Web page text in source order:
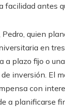
facilidad antes
Pedro, quien
en
a plazo fijo o
inversión. El
con
a planificarse